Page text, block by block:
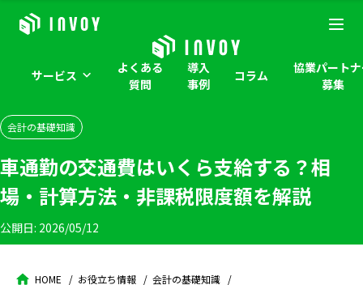
サービス
よくある
質問
導入
事例
コラム
協業パート
募集
会計の基礎知識
車通勤の交通費はいくら支給する？相
場・計算方法・非課税限度額を解説
公開日: 2026/05/12
HOME お役立ち情報
会計の基礎知識